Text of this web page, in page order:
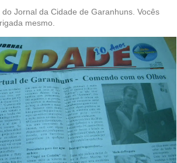
Jornal da Cidade de Garanhuns. Vocês
mesmo.